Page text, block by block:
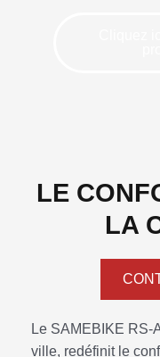
LE
LA
Le SAMEBIKE RS-
ville, redéfinit le